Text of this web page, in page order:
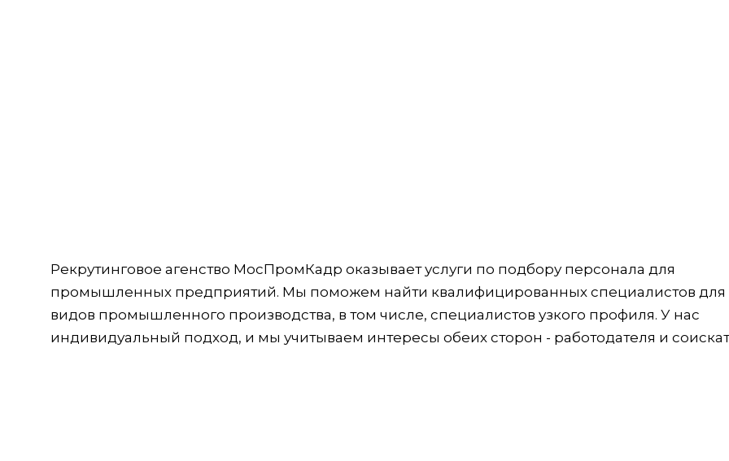
Рекрутинговое агенство МосПромКадр оказывает услуги по подбору персонала для
промышленных предприятий. Мы поможем найти квалифицированных специалистов для
видов промышленного производства, в том числе, специалистов узкого профиля. У нас
индивидуальный подход, и мы учитываем интересы обеих сторон - работодателя и